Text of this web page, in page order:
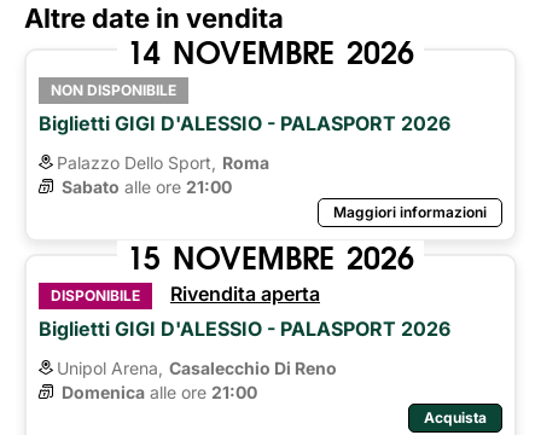
Altre date in vendita
14 NOVEMBRE 2026
NON DISPONIBILE
Biglietti GIGI D'ALESSIO - PALASPORT 2026
Palazzo Dello Sport,
Roma
Sabato alle ore 21:00
Maggiori informazioni
15 NOVEMBRE 2026
DISPONIBILE
Rivendita aperta
Biglietti GIGI D'ALESSIO - PALASPORT 2026
Unipol Arena, Casalecchio Di Reno
Domenica alle ore 21:00
Acquista